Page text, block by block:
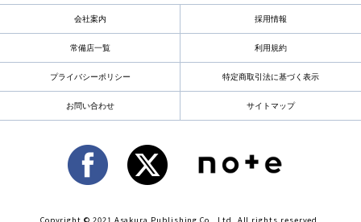
会社案内 採用情報
常備店一覧 利用規約
プライバシーポリシー 特定商取引法に基づく表示
お問い合わせ サイトマップ
Copyright © 2021 Asakura Publishing Co., Ltd. All rights reserved.